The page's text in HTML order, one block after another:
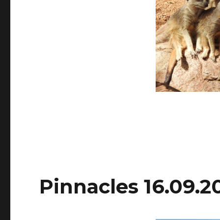
Pinnacles